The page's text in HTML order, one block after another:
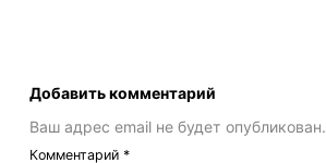
Добавить комментарий
Ваш адрес email не будет опубликован.
Комментарий *